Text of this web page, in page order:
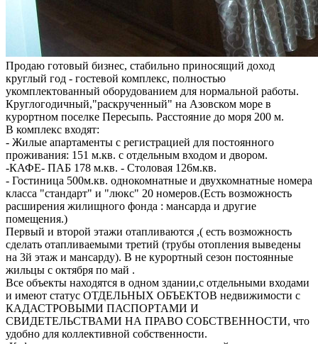
Продаю готовый бизнес, стабильно приносящий доход
круглый год - гостевой комплекс, полностью
укомплектованный оборудованием для нормальной работы.
Круглогодичный,"раскрученный" на Азовском море в
курортном поселке Пересыпь. Расстояние до моря 200 м.
В комплекс входят:
- Жилые апартаменты с регистрацией для постоянного
проживания: 151 м.кв. с отдельным входом и двором.
-КАФЕ- ПАБ 178 м.кв. - Столовая 126м.кв.
- Гостиница 500м.кв. однокомнатные и двухкомнатные номера
класса "стандарт" и "люкс" 20 номеров.(Есть возможность
расширения жилищного фонда : мансарда и другие
помещения.)
Первый и второй этажи отапливаются ,( есть возможность
сделать отапливаемыми третий (трубы отопления выведены
на 3й этаж и мансарду). В не курортный сезон постоянные
жильцы с октября по май .
Все объекты находятся в одном здании,с отдельными входами
и имеют статус ОТДЕЛЬНЫХ ОБЪЕКТОВ недвижимости с
КАДАСТРОВЫМИ ПАСПОРТАМИ И
СВИДЕТЕЛЬСТВАМИ НА ПРАВО СОБСТВЕННОСТИ, что
удобно для коллективной собственности.